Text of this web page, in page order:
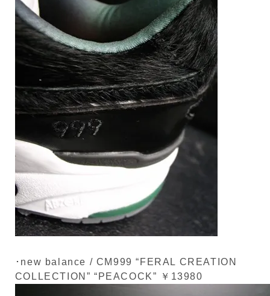
･new balance / CM999 “FERAL CREATION
COLLECTION” “PEACOCK” ￥13980